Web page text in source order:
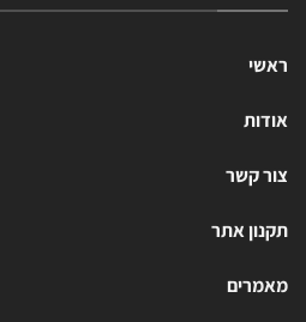
ראשי
אודות
צור קשר
תקנון אתר
מאמרים